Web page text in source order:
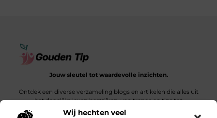
Wij hechten veel
Jouw sleutel tot waardevolle inzichten.
Ontdek een diverse verzameling blogs en artikelen die alles uit
het dagelijks leven bestrijken, van trends en tips tot
diepgaande verhalen.